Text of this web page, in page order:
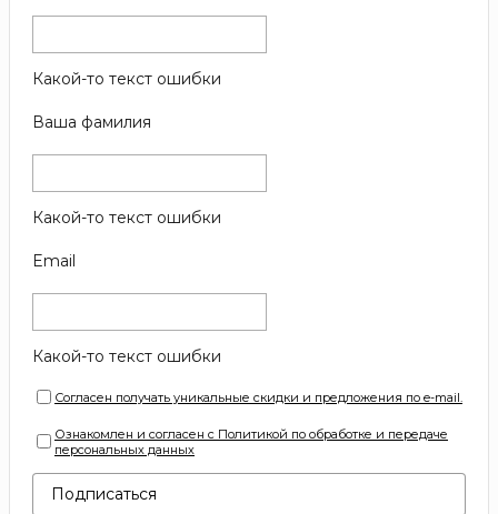
Какой-то текст ошибки
Ваша фамилия
Какой-то текст ошибки
Email
Какой-то текст ошибки
Согласен получать уникальные скидки и предложения по e-mail.
Ознакомлен и согласен с Политикой по обработке и передаче
персональных данных
Подписаться